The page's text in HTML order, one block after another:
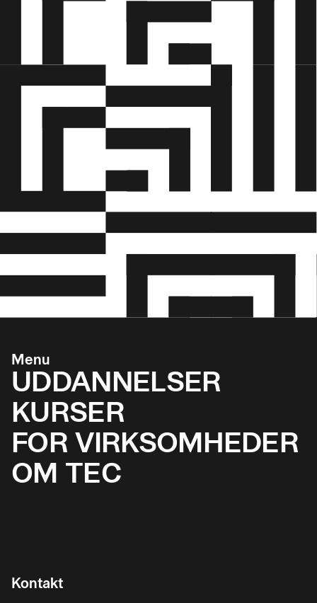
Menu
UDDANNELSER
KURSER
FOR VIRKSOMHEDER
OM TEC
Kontakt